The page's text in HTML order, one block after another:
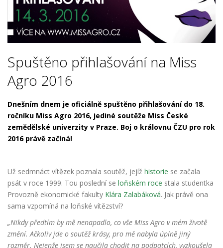
Spuštěno přihlašování na Miss
Agro 2016
Dnešním dnem je oficiálně spuštěno přihlašování do 18.
ročníku Miss Agro 2016, jediné soutěže Miss České
zemědělské univerzity v Praze. Boj o královnu ČZU pro rok
2016 právě začíná!
Už sedmnáct vítězek poznala soutěž, jejíž historie se začala
psát v roce 1999. Tou poslední se loňském roce stala studentka
Provozně ekonomické fakulty Klára Zalabáková. Jak právě ona
sama vzpomíná na loňské vítězství?
„Nikdy předtím by mě nenapadlo, co vše Miss Agro v mém životě
změní. Ačkoliv jde o soutěž krásy, pro mě nabyla úplně jiný
rozměr. Nejenže jsem se naučila chodit na podpatcích, vyzkoušela